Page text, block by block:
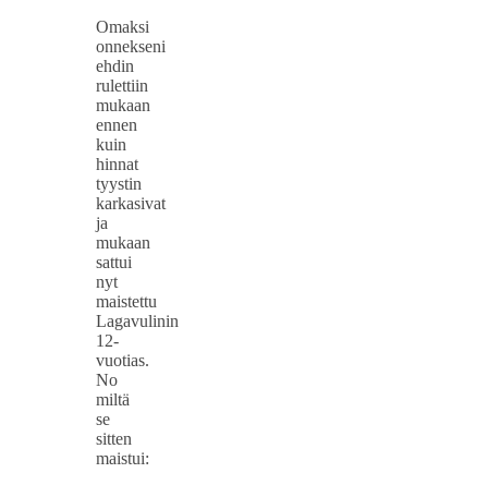
Omaksi
onnekseni
ehdin
rulettiin
mukaan
ennen
kuin
hinnat
tyystin
karkasivat
ja
mukaan
sattui
nyt
maistettu
Lagavulinin
12-
vuotias.
No
miltä
se
sitten
maistui: